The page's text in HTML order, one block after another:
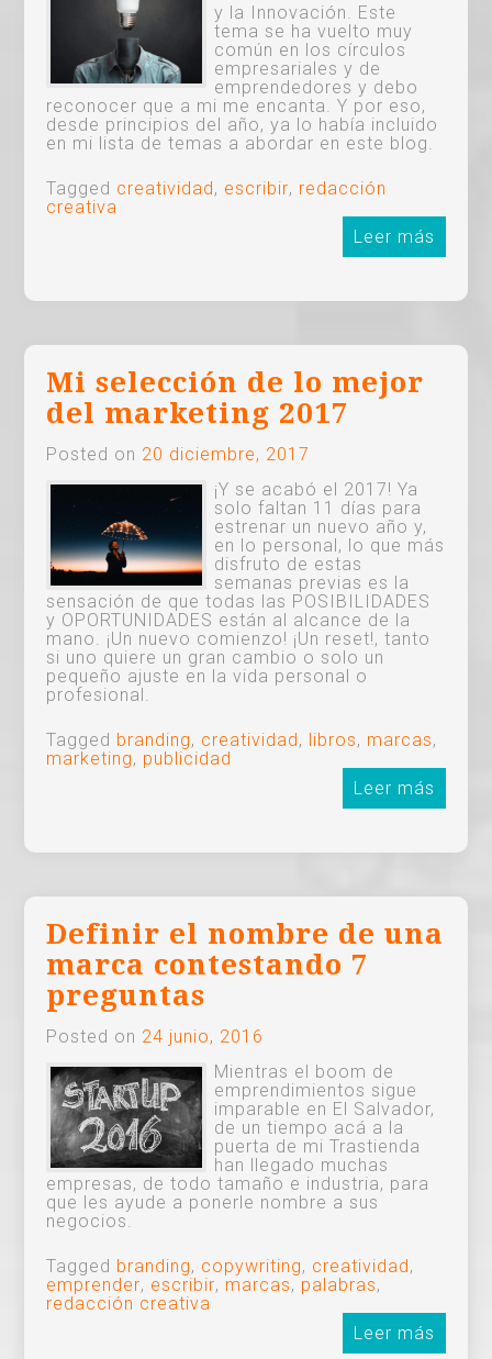
y la Innovación. Este
tema se ha vuelto muy
común en los círculos
empresariales y de
emprendedores y debo
reconocer que a mi me encanta. Y por eso,
desde principios del año, ya lo había incluido
en mi lista de temas a abordar en este blog.
Tagged creatividad, escribir, redacción
creativa
Leer más
Mi selección de lo mejor
del marketing 2017
Posted on 20 diciembre, 2017
¡Y se acabó el 2017! Ya
solo faltan 11 días para
estrenar un nuevo año y,
en lo personal, lo que más
disfruto de estas
semanas previas es la
sensación de que todas las POSIBILIDADES
y OPORTUNIDADES están al alcance de la
mano. ¡Un nuevo comienzo! ¡Un reset!, tanto
si uno quiere un gran cambio o solo un
pequeño ajuste en la vida personal o
profesional.
Tagged branding, creatividad, libros, marcas,
marketing, publicidad
Leer más
Definir el nombre de una
marca contestando 7
preguntas
Posted on 24 junio, 2016
Mientras el boom de
emprendimientos sigue
imparable en El Salvador,
de un tiempo acá a la
puerta de mi Trastienda
han llegado muchas
empresas, de todo tamaño e industria, para
que les ayude a ponerle nombre a sus
negocios.
Tagged branding, copywriting, creatividad,
emprender, escribir, marcas, palabras,
redacción creativa
Leer más